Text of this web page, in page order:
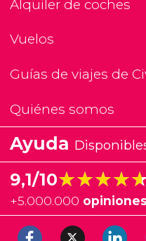
Alquiler de coches
Vuelos
Guías de viajes de
Quiénes somos
Ayuda
9,1/10
+5.000.000